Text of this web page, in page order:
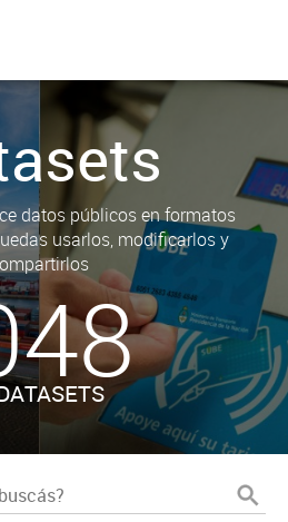
datos públicos en formatos
usarlos, modificarlos y